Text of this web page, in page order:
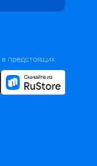
предстоящих